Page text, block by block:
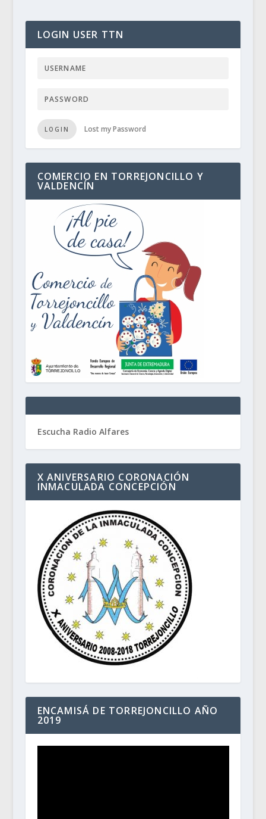
LOGIN USER TTN
LOGIN Lost my Password
COMERCIO EN TORREJONCILLO Y
VALDENCÍN
Escucha Radio Alfares
X ANIVERSARIO CORONACIÓN
INMACULADA CONCEPCIÓN
ENCAMISÁ DE TORREJONCILLO AÑO
2019